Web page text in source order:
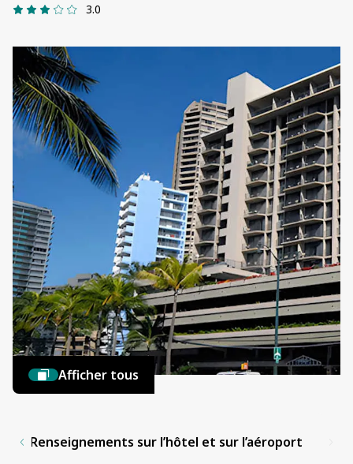
3.0
Afficher tous
Renseignements sur l’hôtel et sur l’aéroport